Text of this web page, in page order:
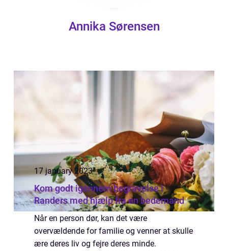
Annika Sørensen
17 january 2023
Kom godt igennem begravelse i
Randers med hjælp fra en bedemand
Når en person dør, kan det være
overvældende for familie og venner at skulle
ære deres liv og fejre deres minde.